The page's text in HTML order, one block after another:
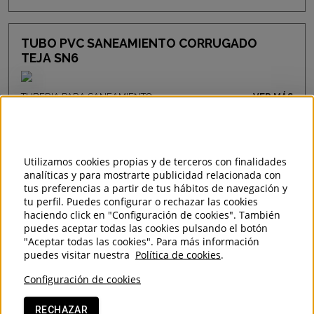
TUBO PVC SANEAMIENTO CORRUGADO
TEJA SN6
TUBERIA PARA SANEAMIENTO
VER MÁS
TUBO PP SANEAMIENTO TEJA TRICAPA SN10
TUBERIA PARA SANEAMIENTO
(CANALIZACION EXTERIOR Y ACOMETIDAS)
VER MÁS
TUBO PVC SANEAMIENTO TEJA UNE EN13476
SN8 J.ELASTICA
Utilizamos cookies propias y de terceros con finalidades
analíticas y para mostrarte publicidad relacionada con
tus preferencias a partir de tus hábitos de navegación y
tu perfil. Puedes configurar o rechazar las cookies
haciendo click en "Configuración de cookies". También
puedes aceptar todas las cookies pulsando el botón
"Aceptar todas las cookies". Para más información
puedes visitar nuestra Política de cookies.
Configuración de cookies
RECHAZAR